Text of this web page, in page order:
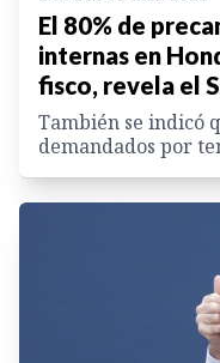
El 80% de
internas en
fisco, revela el
También se indicó
demandados por